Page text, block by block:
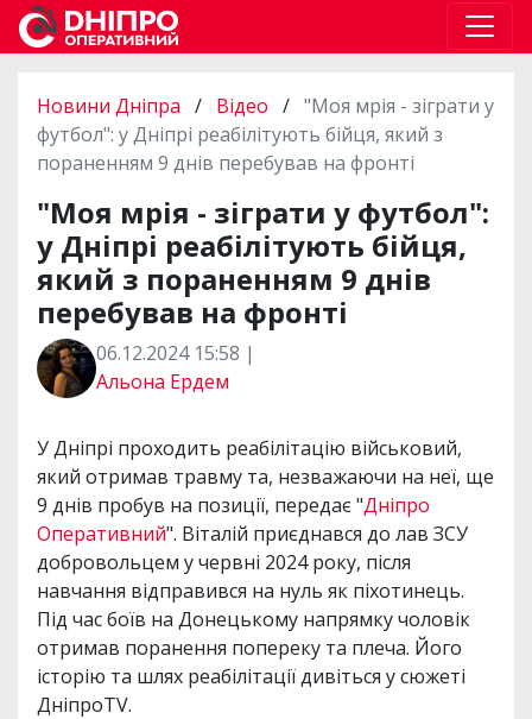
Новини Дніпра / Відео / "Моя мрія - зіграти у
футбол": у Дніпрі реабілітують бійця, який з
пораненням 9 днів перебував на фронті
"Моя мрія - зіграти у футбол":
у Дніпрі реабілітують бійця,
який з пораненням 9 днів
перебував на фронті
06.12.2024 15:58 |
Альона Ердем
У Дніпрі проходить реабілітацію військовий,
який отримав травму та, незважаючи на неї, ще
9 днів пробув на позиції, передає "Дніпро
Оперативний". Віталій приєднався до лав ЗСУ
добровольцем у червні 2024 року, після
навчання відправився на нуль як піхотинець.
Під час боїв на Донецькому напрямку чоловік
отримав поранення попереку та плеча. Його
історію та шлях реабілітації дивіться у сюжеті
ДніпроTV.